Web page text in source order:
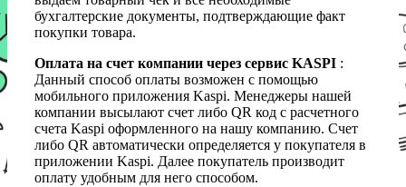
бухгалтерские документы, подтверждающие факт
покупки товара.
Оплата на счет компании через сервис KASPI :
Данный способ оплаты возможен с помощью
мобильного приложения Kaspi. Менеджеры нашей
компании высылают счет либо QR код с расчетного
счета Kaspi оформленного на нашу компанию. Счет
либо QR автоматически определяется у покупателя в
приложении Kaspi. Далее покупатель производит
оплату удобным для него способом.